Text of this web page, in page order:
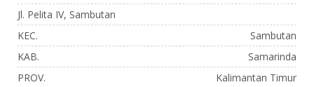
Jl. Pelita IV, Sambutan
KEC.
Sambutan
KAB.
Samarinda
PROV.
Kalimantan Timur